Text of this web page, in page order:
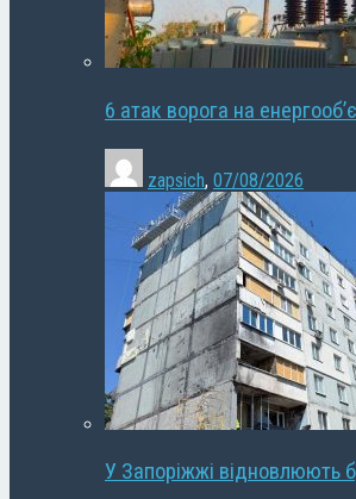
6 атак ворога на
zapsich, 07/08/2026
У Запоріжжі відновлюють